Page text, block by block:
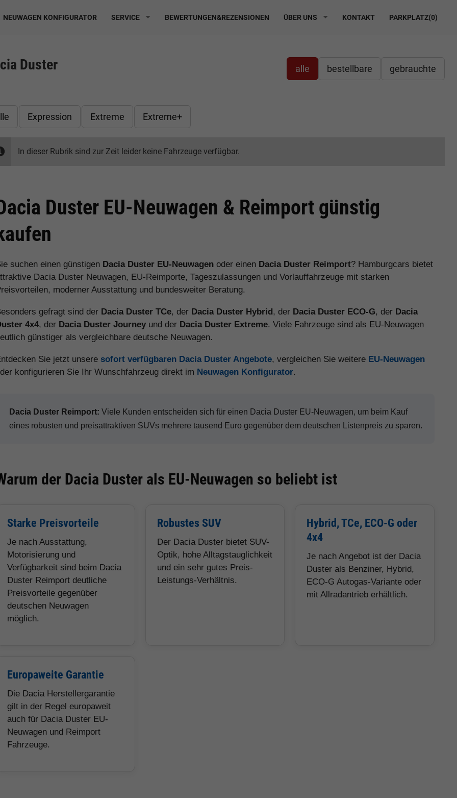
NEUWAGEN KONFIGURATOR SERVICE BEWERTUNGEN&REZENSIONEN ÜBER UNS KONTAKT PARKPLATZ(0)
alle bestellbare gebrauchte
Duster
Expression Extreme Extreme+
In dieser Rubrik sind zur Zeit leider keine Fahrzeuge verfügbar.
Duster EU-Neuwagen & Reimport günstig
suchen einen günstigen Dacia Duster EU-Neuwagen oder einen Dacia Duster Reimport? Hamburgcars bietet
Dacia Duster Neuwagen, EU-Reimporte, Tageszulassungen und Vorlauffahrzeuge mit starken
moderner Ausstattung und bundesweiter Beratung.
gefragt sind der Dacia Duster TCe, der Dacia Duster Hybrid, der Dacia Duster ECO-G, der Dacia
4x4, der Dacia Duster Journey und der Dacia Duster Extreme. Viele Fahrzeuge sind als EU-Neuwagen
günstiger als vergleichbare deutsche Neuwagen.
Sie jetzt unsere sofort verfügbaren Dacia Duster Angebote, vergleichen Sie weitere EU-Neuwagen
konfigurieren Sie Ihr Wunschfahrzeug direkt im Neuwagen Konfigurator.
Dacia Duster Reimport: Viele Kunden entscheiden sich für einen Dacia Duster EU-Neuwagen, um beim Kauf
eines robusten und preisattraktiven SUVs mehrere tausend Euro gegenüber dem deutschen Listenpreis zu sparen.
der Dacia Duster als EU-Neuwagen so beliebt ist
Starke Preisvorteile
Je nach Ausstattung,
Motorisierung und
Verfügbarkeit sind beim Dacia
Duster Reimport deutliche
Preisvorteile gegenüber
deutschen Neuwagen
möglich.
Robustes SUV
Der Dacia Duster bietet SUV-
Optik, hohe Alltagstauglichkeit
und ein sehr gutes Preis-
Leistungs-Verhältnis.
Hybrid, TCe, ECO-G oder
4x4
Je nach Angebot ist der Dacia
Duster als Benziner, Hybrid,
ECO-G Autogas-Variante oder
mit Allradantrieb erhältlich.
Europaweite Garantie
Die Dacia Herstellergarantie
gilt in der Regel europaweit
auch für Dacia Duster EU-
Neuwagen und Reimport
Fahrzeuge.